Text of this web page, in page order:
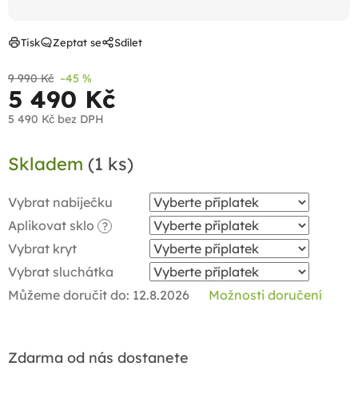
9 990 Kč –45 %
5 490 Kč
5 490 Kč bez DPH
cena:
Skladem (1 ks)
Vybrat nabíječku
Aplikovat sklo
?
Vybrat kryt
Vybrat sluchátka
Můžeme doručit do: 12.8.2026 Možnosti doručení
Zdarma od nás dostanete
Tisk Zeptat se Sdílet